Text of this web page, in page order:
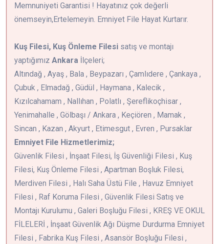
Memnuniyeti Garantisi ! Hayatınız çok değerli
önemseyin,Ertelemeyin. Emniyet File Hayat Kurtarır.
Kuş Filesi, Kuş Önleme Filesi satış ve montajı
yaptığımız Ankara İlçeleri;
Altındağ , Ayaş , Bala , Beypazarı , Çamlıdere , Çankaya ,
Çubuk , Elmadağ , Güdül , Haymana , Kalecik ,
Kızılcahamam , Nallıhan , Polatlı , Şereflikoçhisar ,
Yenimahalle , Gölbaşı / Ankara , Keçiören , Mamak ,
Sincan , Kazan , Akyurt , Etimesgut , Evren , Pursaklar
Emniyet File Hizmetlerimiz;
Güvenlik Filesi , İnşaat Filesi, İş Güvenliği Filesi , Kuş
Filesi, Kuş Önleme Filesi , Apartman Boşluk Filesi,
Merdiven Filesi , Halı Saha Üstü File , Havuz Emniyet
Filesi , Raf Koruma Filesi , Güvenlik Filesi Satış ve
Montajı Kurulumu , Galeri Boşluğu Filesi , KREŞ VE OKUL
FİLELERİ , İnşaat Güvenlik Ağı Düşme Durdurma Emniyet
Filesi , Fabrika Kuş Filesi , Asansör Boşluğu Filesi ,